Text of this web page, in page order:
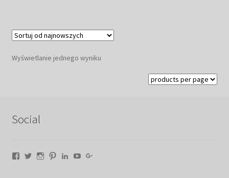
Wyświetlanie jednego wyniku
Social
Facebook
TwitterInstagram
PinterestLinkedIn
YouTube